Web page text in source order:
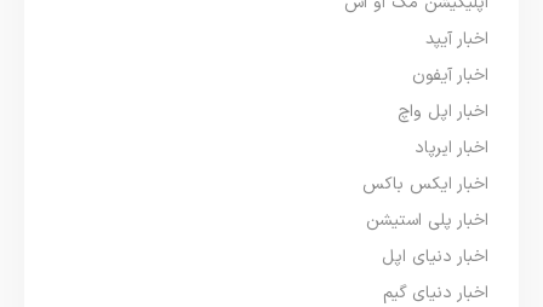
اخبار آیپد
اخبار آیفون
اخبار اپل واچ
اخبار ایرپاد
اخبار ایکس باکس
اخبار پلی استیشن
اخبار دنیای اپل
اخبار دنیای گیم